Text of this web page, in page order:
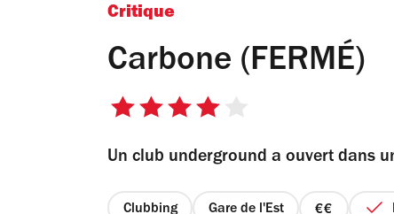
Critique
Carbone (FERMÉ)
4
5
Un club underground a ouvert dans
Clubbing Gare de l'Est